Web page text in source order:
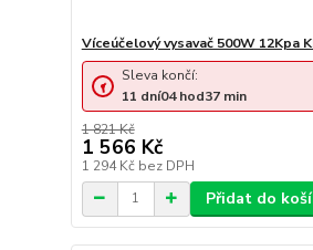
Víceúčelový vysavač 500W 12Kpa
1 821 Kč
1 566 Kč
1 294 Kč bez DPH
Sleva končí:
11 dní04hod37 min
Přidat do